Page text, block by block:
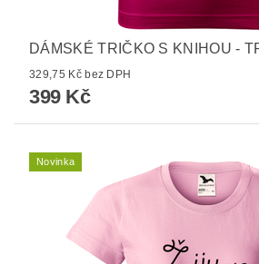
DÁMSKÉ TRIČKO S KNIHOU -
329,75 Kč bez DPH
399 Kč
Novinka